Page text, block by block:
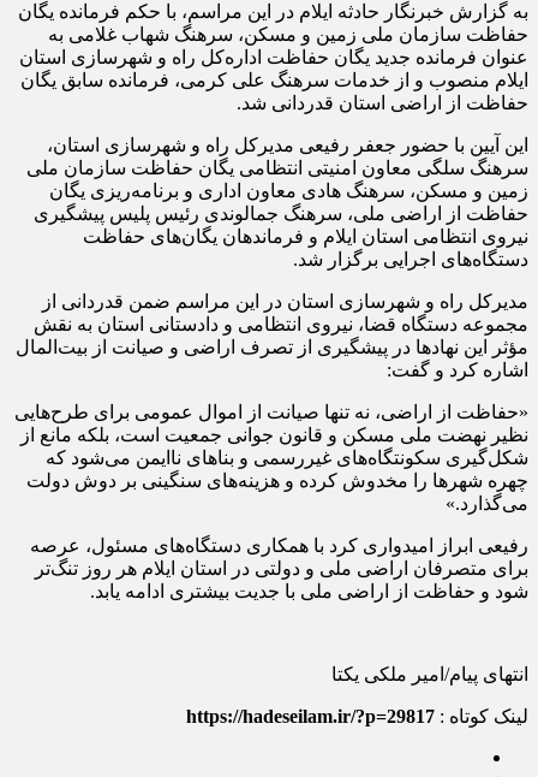
به گزارش خبرنگار حادثه ایلام در این مراسم، با حکم فرمانده یگان
حفاظت سازمان ملی زمین و مسکن، سرهنگ شهاب غلامی به
عنوان فرمانده جدید یگان حفاظت اداره‌کل راه و شهرسازی استان
ایلام منصوب و از خدمات سرهنگ علی کرمی، فرمانده سابق یگان
حفاظت از اراضی استان قدردانی شد.
این آیین با حضور جعفر رفیعی مدیرکل راه و شهرسازی استان،
سرهنگ سلگی معاون امنیتی انتظامی یگان حفاظت سازمان ملی
زمین و مسکن، سرهنگ هادی معاون اداری و برنامه‌ریزی یگان
حفاظت از اراضی ملی، سرهنگ جمالوندی رئیس پلیس پیشگیری
نیروی انتظامی استان ایلام و فرماندهان یگان‌های حفاظت
دستگاه‌های اجرایی برگزار شد.
مدیرکل راه و شهرسازی استان در این مراسم ضمن قدردانی از
مجموعه دستگاه قضا، نیروی انتظامی و دادستانی استان به نقش
مؤثر این نهادها در پیشگیری از تصرف اراضی و صیانت از بیت‌المال
اشاره کرد و گفت:
«حفاظت از اراضی، نه تنها صیانت از اموال عمومی برای طرح‌هایی
نظیر نهضت ملی مسکن و قانون جوانی جمعیت است، بلکه مانع از
شکل‌گیری سکونتگاه‌های غیررسمی و بناهای ناایمن می‌شود که
چهره شهرها را مخدوش کرده و هزینه‌های سنگینی بر دوش دولت
می‌گذارد.»
رفیعی ابراز امیدواری کرد با همکاری دستگاه‌های مسئول، عرصه
برای متصرفان اراضی ملی و دولتی در استان ایلام هر روز تنگ‌تر
شود و حفاظت از اراضی ملی با جدیت بیشتری ادامه یابد.
انتهای پیام/امیر ملکی یکتا
لینک کوتاه : https://hadeseilam.ir/?p=29817